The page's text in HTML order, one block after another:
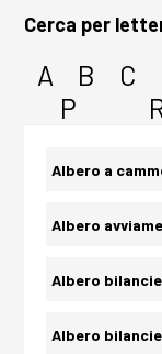
Cerca per
A B C
P
Albero a
Albero
Albero
Albero